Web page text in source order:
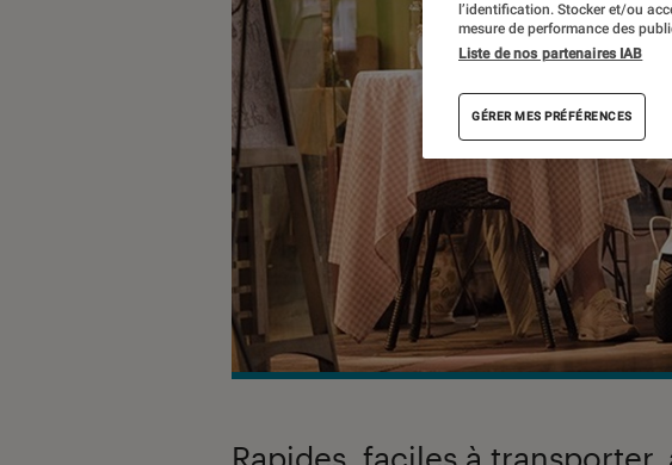
Rapides, faciles à
l’identification. Stocker et/ou
mesure de performance des
Liste de nos partenaires IAB
GÉRER MES PRÉFÉRENCES